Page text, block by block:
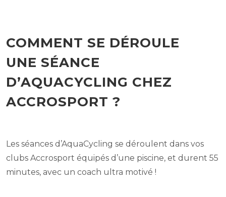
COMMENT SE DÉROULE
UNE SÉANCE
D’AQUACYCLING CHEZ
ACCROSPORT ?
Les séances d’AquaCycling se déroulent dans vos
clubs Accrosport équipés d’une piscine, et durent 55
minutes, avec un coach ultra motivé !